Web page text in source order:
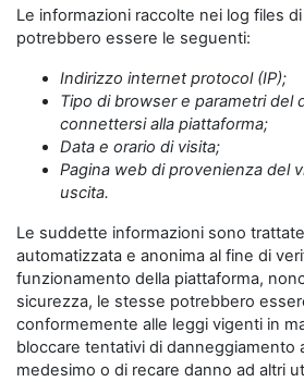
Le informazioni raccolte nei log files
potrebbero essere le seguenti:
Indirizzo internet protocol (IP);
Tipo di browser e parametri del
connettersi alla piattaforma;
Data e orario di visita;
Pagina web di provenienza del
uscita.
Le suddette informazioni sono
automatizzata e anonima al fine di
funzionamento della piattaforma,
sicurezza, le stesse potrebbero
conformemente alle leggi vigenti in
bloccare tentativi di danneggiamento
medesimo o di recare danno ad altri